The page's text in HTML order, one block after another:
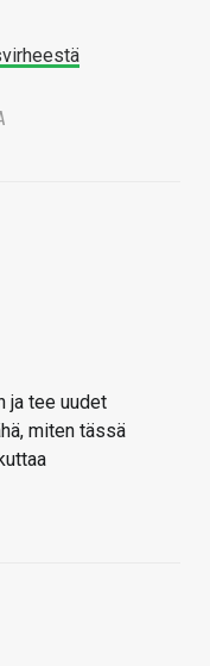
ja tee uudet
miten tässä